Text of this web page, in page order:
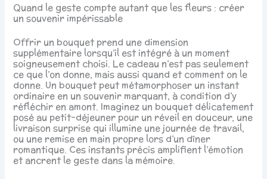
Quand le geste compte autant que les fleurs : créer
un souvenir impérissable
Offrir un bouquet prend une dimension
supplémentaire lorsqu’il est intégré à un moment
soigneusement choisi. Le cadeau n’est pas seulement
ce que l’on donne, mais aussi quand et comment on le
donne. Un bouquet peut métamorphoser un instant
ordinaire en un souvenir marquant, à condition d’y
réfléchir en amont. Imaginez un bouquet délicatement
posé au petit-déjeuner pour un réveil en douceur, une
livraison surprise qui illumine une journée de travail,
ou une remise en main propre lors d’un dîner
romantique. Ces instants précis amplifient l’émotion
et ancrent le geste dans la mémoire.